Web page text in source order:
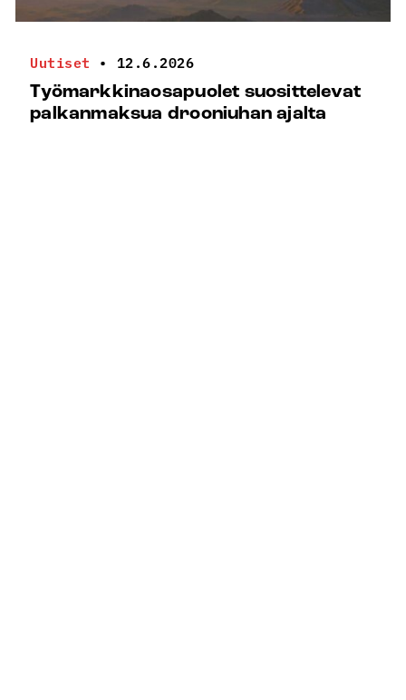
Uutiset • 12.6.2026
Työmarkkinaosapuolet suosittelevat
palkanmaksua drooniuhan ajalta